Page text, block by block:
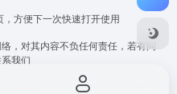
方便下一次快速打开使用
，对其内容不负任何责任，若有问
我们